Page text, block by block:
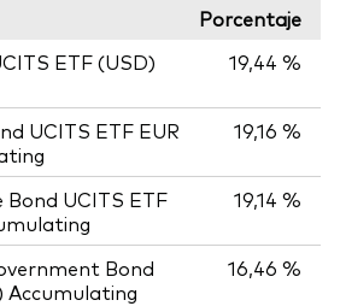
Porcentaje
ETF (USD)
19,44 %
UCITS ETF EUR
19,16 %
UCITS ETF
19,14 %
Bond
Accumulating
16,46 %